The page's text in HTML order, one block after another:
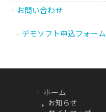
お問い合わせ
デモソフト申込フォーム
ホーム
お知らせ